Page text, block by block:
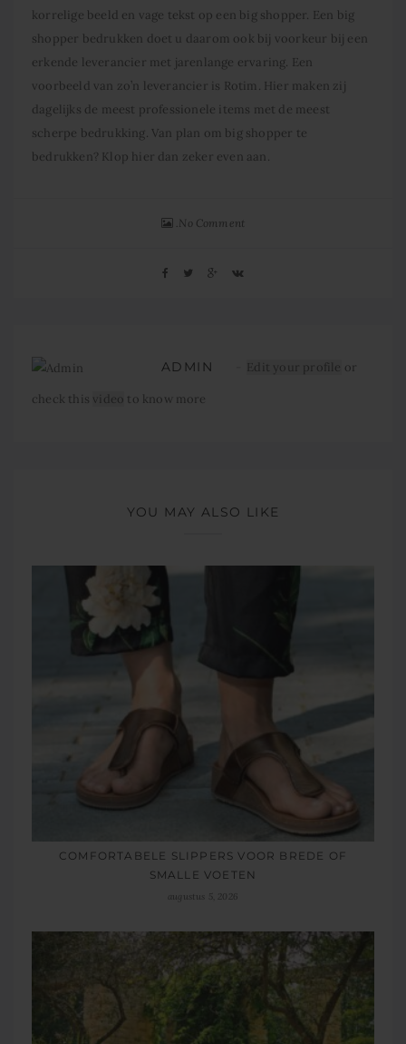
korrelige beeld en vage tekst op een big shopper. Een big
shopper bedrukken doet u daarom ook bij voorkeur bij een
erkende leverancier met jarenlange ervaring. Een
voorbeeld van zo’n leverancier is Rotim. Hier maken zij
dagelijks de meest professionele items met de meest
scherpe bedrukking. Van plan om big shopper te
bedrukken? Klop hier dan zeker even aan.
No Comment
ADMIN Edit your profile or
check this video to know more
YOU MAY ALSO LIKE
COMFORTABELE SLIPPERS VOOR BREDE OF
SMALLE VOETEN
augustus 5, 2026